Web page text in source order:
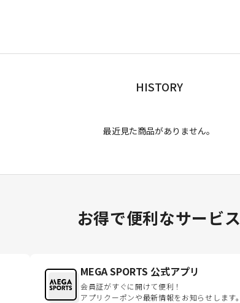
HISTORY
最近見た商品がありません。
お得で便利なサービス
MEGA SPORTS 公式アプリ
会員証がすぐに開けて便利！
アプリクーポンや最新情報をお知らせします。